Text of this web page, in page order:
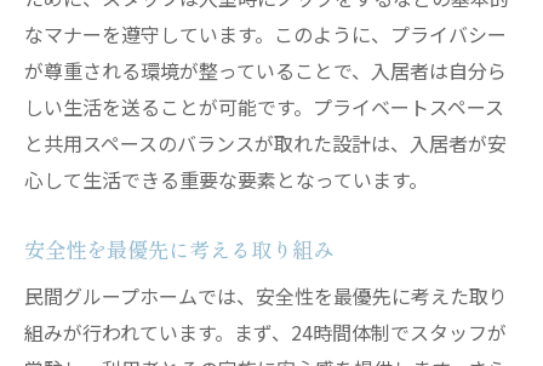
家族とのコミュニケーションを重視
地域社会を活性化するグループホームの役割と
は
地域貢献活動の実践
地域経済への影響と貢献
地域イベントの中心としての役割
地域の課題解決に向けた取り組み
なマナーを遵守しています。このように、プライバシー
が尊重される環境が整っていることで、入居者は自分ら
しい生活を送ることが可能です。プライベートスペース
と共用スペースのバランスが取れた設計は、入居者が安
心して生活できる重要な要素となっています。
安全性を最優先に考える取り組み
民間グループホームでは、安全性を最優先に考えた取り
組みが行われています。まず、24時間体制でスタッフが